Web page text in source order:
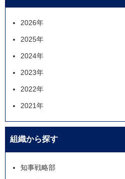
2026年
2025年
2024年
2023年
2022年
2021年
組織から探す
知事戦略部